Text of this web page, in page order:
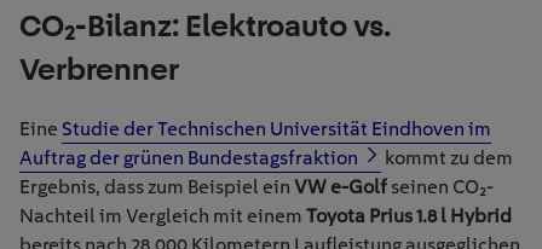
CO₂-Bilanz: Elektroautovs.
Verbrenner
Eine Studie der Technischen Universität Eindhoven im
Auftrag der grünen Bundestagsfraktion
kommt zu dem
Ergebnis, dass zum Beispiel ein VW e-Golf seinen CO₂-
Nachteil im Vergleich mit einem Toyota Prius 1.8 l Hybrid